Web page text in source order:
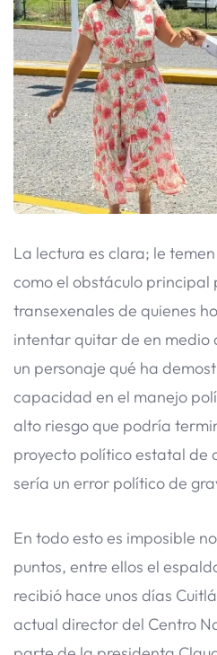
​La lectura es clara; le
como el obstáculo principal
transexenales de quienes
intentar quitar de en medio
un personaje qué ha
capacidad en el manejo
alto riesgo que podría
proyecto político estatal de
sería un error político de
​En todo esto es imposible
puntos, entre ellos el
recibió hace unos días
actual director del Centro